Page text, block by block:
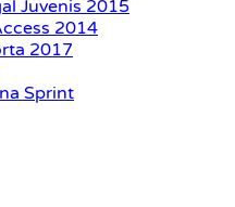
Juvenis 2015
2014
2017
Sprint